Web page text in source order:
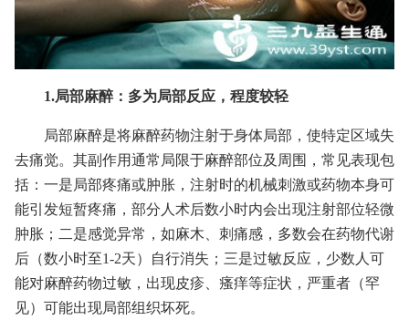
1.局部麻醉：多为局部反应，程度较轻
局部麻醉是将麻醉药物注射于身体局部，使特定区域失
去痛觉。其副作用通常局限于麻醉部位及周围，常见表现包
括：一是局部疼痛或肿胀，注射时的机械刺激或药物本身可
能引发短暂疼痛，部分人术后数小时内会出现注射部位轻微
肿胀；二是感觉异常，如麻木、刺痛感，多数会在药物代谢
后（数小时至1-2天）自行消失；三是过敏反应，少数人可
能对麻醉药物过敏，出现皮疹、瘙痒等症状，严重者（罕
见）可能出现局部组织坏死。